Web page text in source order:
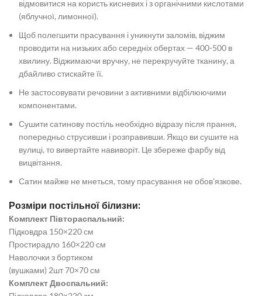
відмовитися на користь кисневих і з органічними кислотами
(яблучної, лимонної).
Щоб полегшити прасування і уникнути заломів, віджим
проводити на низьких або середніх обертах — 400-500 в
хвилину. Віджимаючи вручну, не перекручуйте тканину, а
дбайливо стискайте її.
Не застосовувати речовини з активними відбілюючими
компонентами.
Сушити сатинову постіль необхідно відразу після прання,
попередньо струсивши і розправивши. Якщо ви сушите на
вулиці, то вивертайте навиворіт. Це збереже фарбу від
вицвітання.
Сатин майже не мнеться, тому прасування не обов’язкове.
Розміри постільної білизни:
Комплект Півтораспальний:
Підковдра 150×220 см
Простирадло 160×220 см
Наволочки з бортиком
(вушками) 2шт 70×70 см
Комплект Двоспальний: